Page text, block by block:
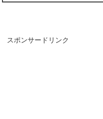
スポンサードリンク